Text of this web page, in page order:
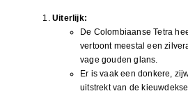
Uiterlijk:
De Colombiaanse Tetra
vertoont meestal een
vage gouden glans.
Er is vaak een donkere,
uitstrekt van de